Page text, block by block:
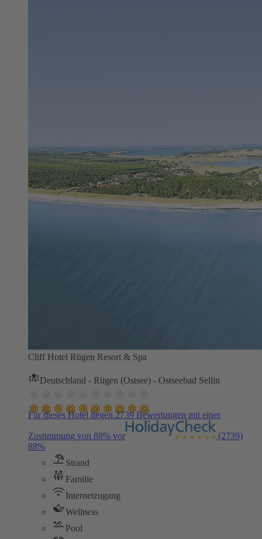
Cliff Hotel Rügen Resort & Spa
Deutschland - Rügen (Ostsee) - Ostseebad Sellin
Für dieses Hotel liegen 2739 Bewertungen mit einer
Zustimmung von 88% vor
(2739)
88%
Strand
Familie
Internetzugang
Wellness
Pool